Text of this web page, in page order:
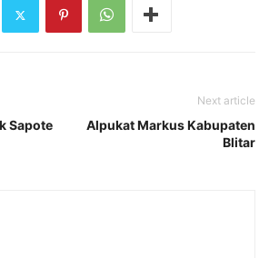
Sapote
Next article
Alpukat Markus Kabupaten
Blitar